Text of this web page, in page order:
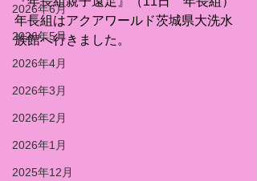
2026年6月
2026年5月
2026年4月
2026年3月
2026年2月
2026年1月
2025年12月
年長組はアクアワールド茨城県大洗水
族館へ行きました。